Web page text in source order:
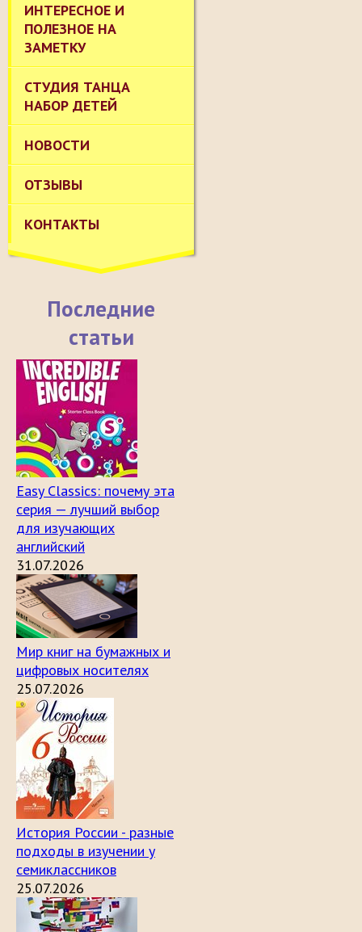
ИНТЕРЕСНОЕ И
ПОЛЕЗНОЕ НА
ЗАМЕТКУ
СТУДИЯ ТАНЦА
НАБОР ДЕТЕЙ
НОВОСТИ
ОТЗЫВЫ
КОНТАКТЫ
Последние
статьи
Easy Classics: почему эта
серия — лучший выбор
для изучающих
английский
31.07.2026
Мир книг на бумажных и
цифровых носителях
25.07.2026
История России - разные
подходы в изучении у
семиклассников
25.07.2026